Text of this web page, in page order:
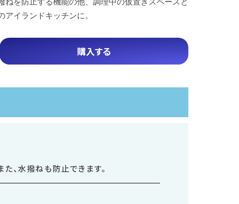
イランドキッチンに。
購入する
た、水撥ねも防止できます。